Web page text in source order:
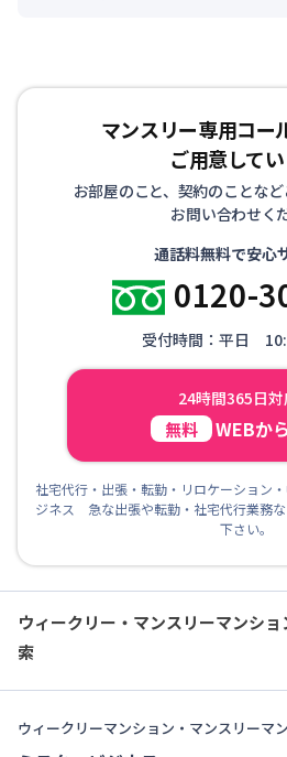
マンスリー専用コー
ご用意して
お部屋のこと、契約のことな
お問い合わせく
通話料無料で安心
0120-
受付時間：平日
24時間365日対
無料 WEBか
社宅代行・出張・転勤・リロケーション
ジネス 急な出張や転勤・社宅代行業務
下さい。
ウィークリー・マンスリーマンシ
索
ウィークリーマンション・マンスリーマ